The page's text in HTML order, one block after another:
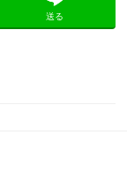
送る